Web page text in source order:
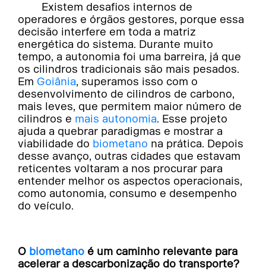
Existem desafios internos de
operadores e órgãos gestores, porque essa
decisão interfere em toda a matriz
energética do sistema. Durante muito
tempo, a autonomia foi uma barreira, já que
os cilindros tradicionais são mais pesados.
Em Goiânia, superamos isso com o
desenvolvimento de cilindros de carbono,
mais leves, que permitem maior número de
cilindros e mais autonomia. Esse projeto
ajuda a quebrar paradigmas e mostrar a
viabilidade do biometano na prática. Depois
desse avanço, outras cidades que estavam
reticentes voltaram a nos procurar para
entender melhor os aspectos operacionais,
como autonomia, consumo e desempenho
do veículo.
O biometano é um caminho relevante para
acelerar a descarbonização do transporte?